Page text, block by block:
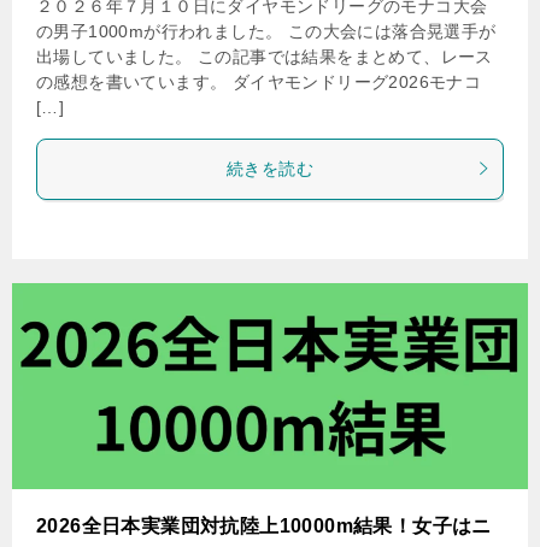
２０２６年７月１０日にダイヤモンドリーグのモナコ大会
の男子1000mが行われました。 この大会には落合晃選手が
出場していました。 この記事では結果をまとめて、レース
の感想を書いています。 ダイヤモンドリーグ2026モナコ
[…]
続きを読む
2026全日本実業団対抗陸上10000m結果！女子はニ